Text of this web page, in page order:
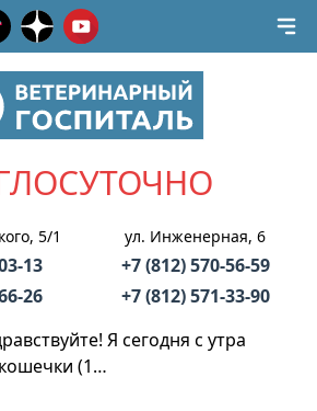
5/1
13
26
ул. Инженерная, 6
+7 (812) 570-56-59
+7 (812) 571-33-90
Я сегодня с утра
(1…